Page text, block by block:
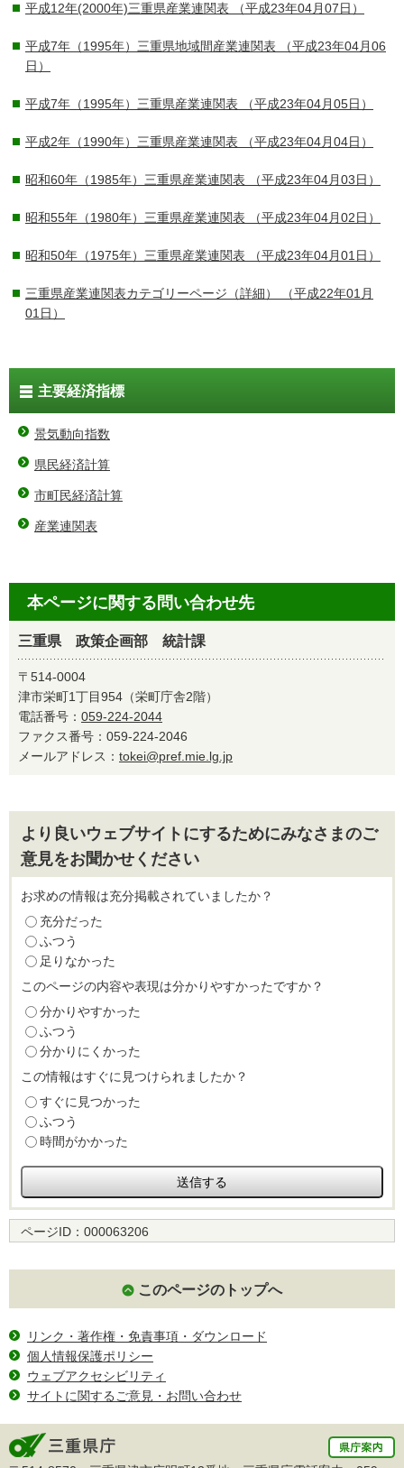
平成12年(2000年)三重県産業連関表 （平成23年04月07日）
平成7年（1995年）三重県地域間産業連関表 （平成23年04月06
日）
平成7年（1995年）三重県産業連関表 （平成23年04月05日）
平成2年（1990年）三重県産業連関表 （平成23年04月04日）
昭和60年（1985年）三重県産業連関表 （平成23年04月03日）
昭和55年（1980年）三重県産業連関表 （平成23年04月02日）
昭和50年（1975年）三重県産業連関表 （平成23年04月01日）
三重県産業連関表カテゴリーページ（詳細）
（平成22年01月
01日）
主要経済指標
景気動向指数
県民経済計算
市町民経済計算
産業連関表
本ページに関する問い合わせ先
三重県 政策企画部 統計課
〒514-0004
津市栄町1丁目954（栄町庁舎2階）
電話番号： 059-224-2044
ファクス番号：059-224-2046
メールアドレス： tokei@pref.mie.lg.jp
より良いウェブサイトにするためにみなさまのご
意見をお聞かせください
お求めの情報は充分掲載されていましたか？
充分だった
ふつう
足りなかった
このページの内容や表現は分かりやすかったですか？
分かりやすかった
ふつう
分かりにくかった
この情報はすぐに見つけられましたか？
すぐに見つかった
ふつう
時間がかかった
ページID： 000063206
このページのトップへ
リンク・著作権・免責事項・ダウンロード
個人情報保護ポリシー
ウェブアクセシビリティ
サイトに関するご意見・お問い合わせ